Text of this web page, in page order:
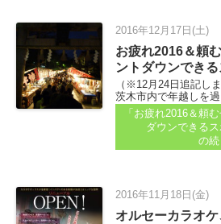
2016年12月17日(土)
お疲れ2016＆頼
ントダウンでき
（※12月24日追記し
茨木市内で年越しを
まとめてみました。
過ごせるお店もあり
るので年越しを過ご
「お疲れ2016＆頼
ダウンできるス
の
2016年11月18日(金)
オルセーカラオ